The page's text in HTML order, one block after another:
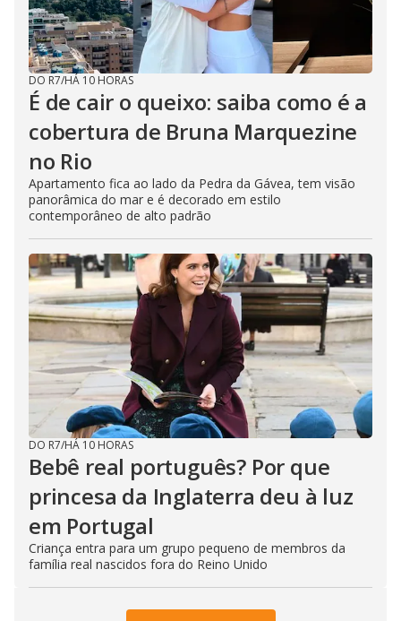
DO R7/HÁ 10 HORAS
É de cair o queixo: saiba como é a
cobertura de Bruna Marquezine
no Rio
Apartamento fica ao lado da Pedra da Gávea, tem visão
panorâmica do mar e é decorado em estilo
contemporâneo de alto padrão
DO R7/HÁ 10 HORAS
Bebê real português? Por que
princesa da Inglaterra deu à luz
em Portugal
Criança entra para um grupo pequeno de membros da
família real nascidos fora do Reino Unido